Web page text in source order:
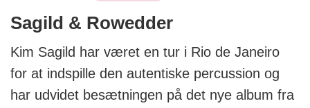
Sagild & Rowedder
Kim Sagild har været en tur i Rio de Janeiro
for at indspille den autentiske percussion og
har udvidet besætningen på det nye album fra